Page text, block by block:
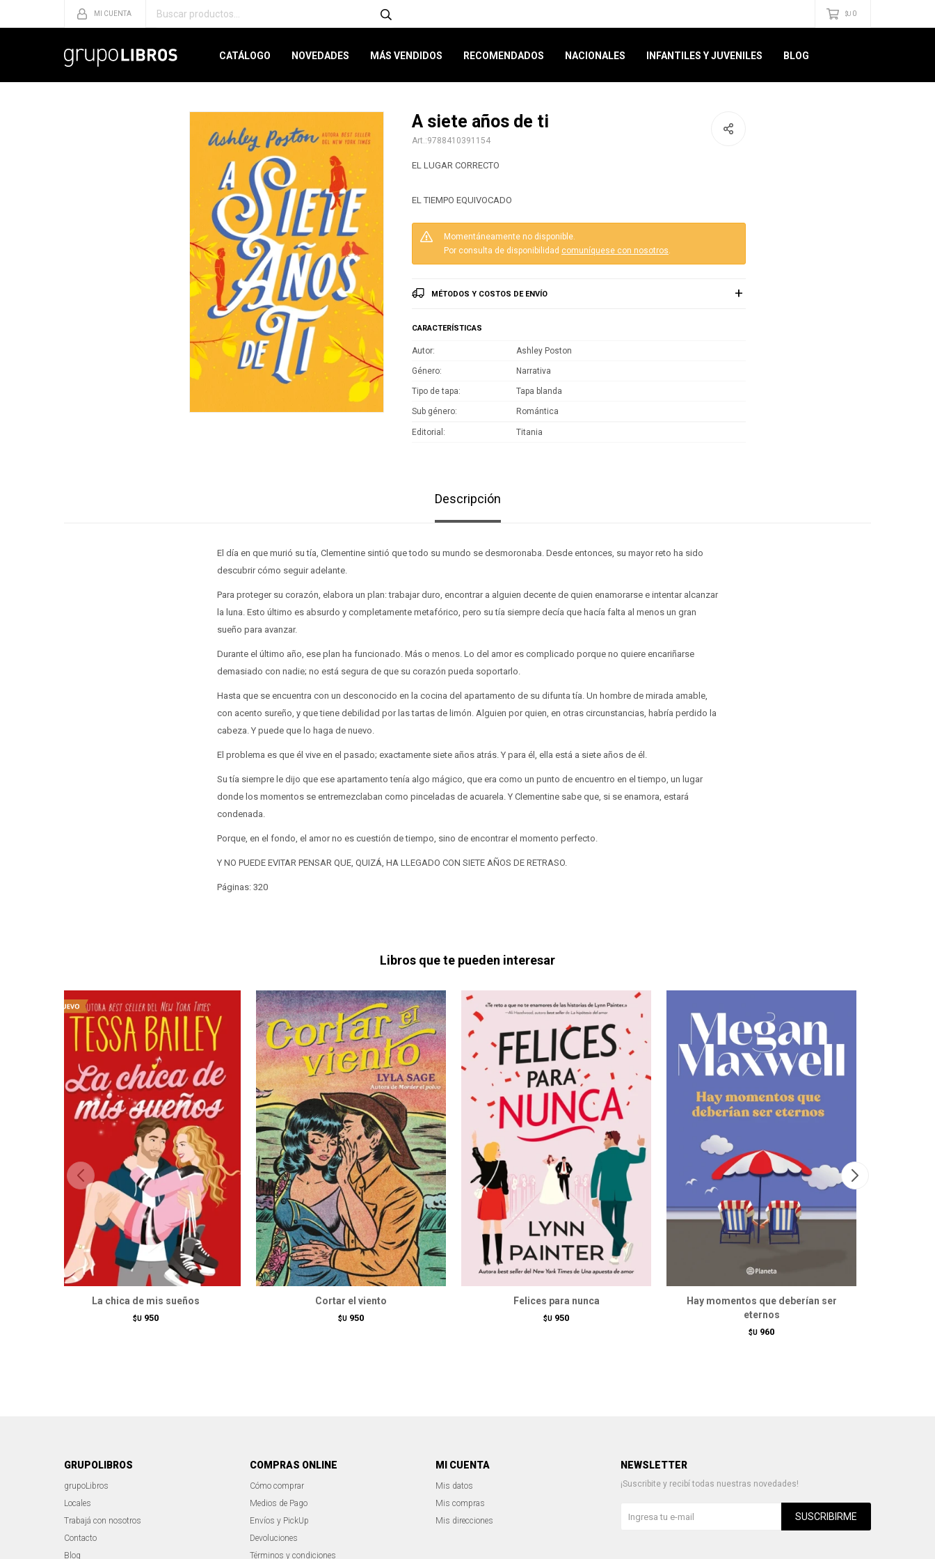
CATÁLOGO NOVEDADES MÁS VENDIDOS RECOMENDADOS NACIONALES INFANTILES Y JUVENILES BLOG
$U 0
A siete años de ti
9788410391154
EL LUGAR CORRECTO
EL TIEMPO EQUIVOCADO
Momentáneamente no disponible.
Por consulta de disponibilidad comuníquese con nosotros.
MÉTODOS Y COSTOS DE ENVÍO
CARACTERÍSTICAS
Autor Ashley Poston
Género Narrativa
Tipo de tapa Tapa blanda
Sub género Romántica
Editorial Titania
Descripción
El día en que murió su tía, Clementine sintió que todo su mundo se desmoronaba. Desde entonces, su mayor reto ha sido
descubrir cómo seguir adelante.
Para proteger su corazón, elabora un plan: trabajar duro, encontrar a alguien decente de quien enamorarse e intentar alcanzar
la luna. Esto último es absurdo y completamente metafórico, pero su tía siempre decía que hacía falta al menos un gran
sueño para avanzar.
Durante el último año, ese plan ha funcionado. Más o menos. Lo del amor es complicado porque no quiere encariñarse
demasiado con nadie; no está segura de que su corazón pueda soportarlo.
Hasta que se encuentra con un desconocido en la cocina del apartamento de su difunta tía. Un hombre de mirada amable,
con acento sureño, y que tiene debilidad por las tartas de limón. Alguien por quien, en otras circunstancias, habría perdido la
cabeza. Y puede que lo haga de nuevo.
El problema es que él vive en el pasado; exactamente siete años atrás. Y para él, ella está a siete años de él.
Su tía siempre le dijo que ese apartamento tenía algo mágico, que era como un punto de encuentro en el tiempo, un lugar
donde los momentos se entremezclaban como pinceladas de acuarela. Y Clementine sabe que, si se enamora, estará
condenada.
Porque, en el fondo, el amor no es cuestión de tiempo, sino de encontrar el momento perfecto.
Y NO PUEDE EVITAR PENSAR QUE, QUIZÁ, HA LLEGADO CON SIETE AÑOS DE RETRASO.
Páginas: 320
Libros que te pueden interesar
La chica de mis sueños
$U 950
Cortar el viento
$U 950
Felices para nunca
$U 950
Hay momentos que deberían ser
eternos
$U 960
GRUPOLIBROS
grupoLibros
Locales
Trabajá con nosotros
Contacto
Blog
COMPRAS ONLINE
Cómo comprar
Medios de Pago
Envíos y PickUp
Devoluciones
Términos y condiciones
MI CUENTA
Mis datos
Mis compras
Mis direcciones
NEWSLETTER
¡Suscribite y recibí todas nuestras novedades!
SUSCRIBIRME